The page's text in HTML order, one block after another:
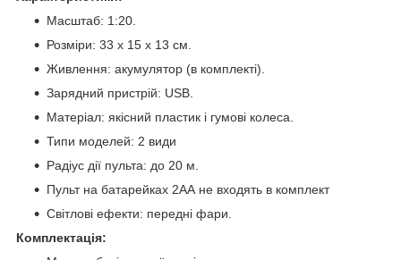
Масштаб: 1:20.
Розміри: 33 х 15 х 13 см.
Живлення: акумулятор (в комплекті).
Зарядний пристрій: USB.
Матеріал: якісний пластик і гумові колеса.
Типи моделей: 2 види
Радіус дії пульта: до 20 м.
Пульт на батарейках 2АА не входять в комплект
Світлові ефекти: передні фари.
Комплектація: